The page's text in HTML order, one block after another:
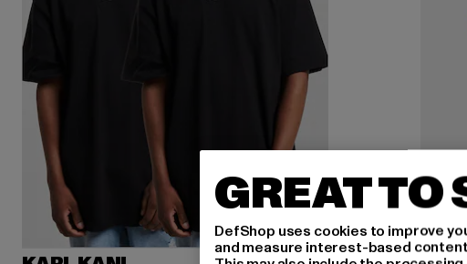
GREAT TO
DefShop uses cookies to improve
and measure interest-based